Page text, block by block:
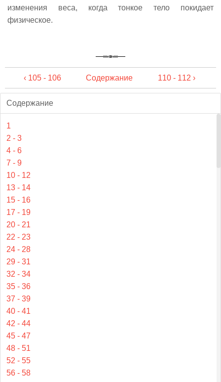
изменения веса, когда тонкое тело покидает
физическое.
‹ 105 - 106 Содержание 110 - 112 ›
Содержание
1
2 - 3
4 - 6
7 - 9
10 - 12
13 - 14
15 - 16
17 - 19
20 - 21
22 - 23
24 - 28
29 - 31
32 - 34
35 - 36
37 - 39
40 - 41
42 - 44
45 - 47
48 - 51
52 - 55
56 - 58